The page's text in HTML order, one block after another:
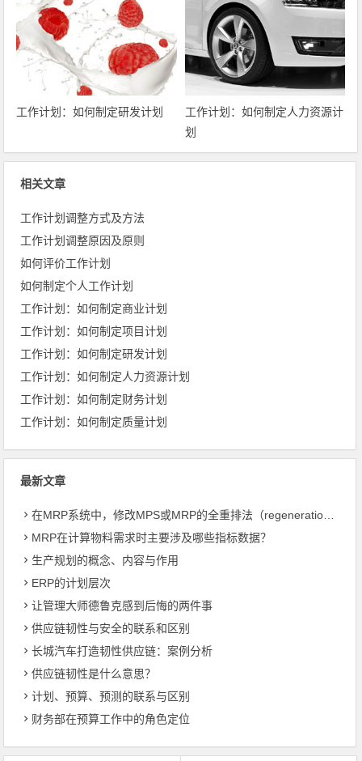
工作计划：如何制定研发计划
工作计划：如何制定人力资源计
划
相关文章
工作计划调整方式及方法
工作计划调整原因及原则
如何评价工作计划
如何制定个人工作计划
工作计划：如何制定商业计划
工作计划：如何制定项目计划
工作计划：如何制定研发计划
工作计划：如何制定人力资源计划
工作计划：如何制定财务计划
工作计划：如何制定质量计划
最新文章
在MRP系统中，修改MPS或MRP的全重排法（regeneration）和净改变法？
MRP在计算物料需求时主要涉及哪些指标数据？
生产规划的概念、内容与作用
ERP的计划层次
让管理大师德鲁克感到后悔的两件事
供应链韧性与安全的联系和区别
长城汽车打造韧性供应链：案例分析
供应链韧性是什么意思？
计划、预算、预测的联系与区别
财务部在预算工作中的角色定位